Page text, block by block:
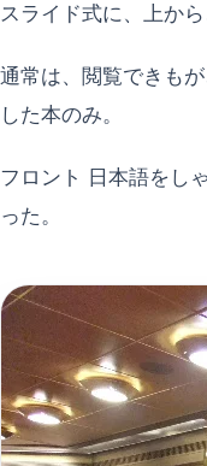
スライド式に、上か
通常は、閲覧できも
した本のみ。
フロント 日本語をし
った。